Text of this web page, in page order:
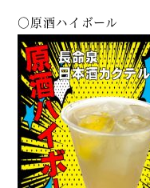
〇原酒ハイボール